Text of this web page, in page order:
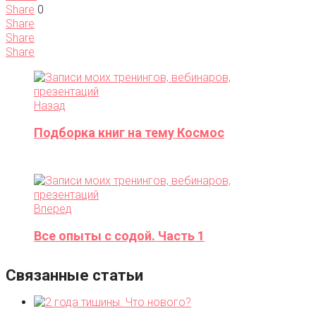
Share 0
Share
Share
Share
Назад
Подборка книг на тему Космос
Вперед
Все опыты с содой. Часть 1
Связанные статьи